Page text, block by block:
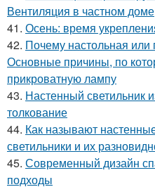
Вентиляция в частном доме
41. Осень: время
42. Почему настольная или
Основные причины, по
прикроватную лампу
43. Настенный светильник
толкование
44. Как называют
светильники и их
45. Современный дизайн
подходы